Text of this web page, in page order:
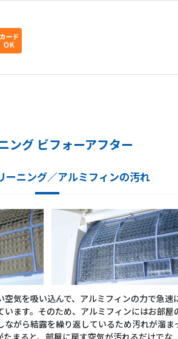
ング ビフォーアフター
ーニング／アルミフィンの汚れ
空気を吸い込んで、アルミフィンの力で急速
います。そのため、アルミフィンにはお部屋
ながら結露を繰り返しているため汚れが溜ま